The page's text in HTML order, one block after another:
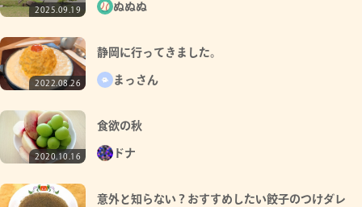
2025.09.19 ぬぬぬ
2022.08.26
静岡に行ってきました。
まっさん
2020.10.16
食欲の秋
ドナ
意外と知らない？おすすめしたい餃子のつけダレ